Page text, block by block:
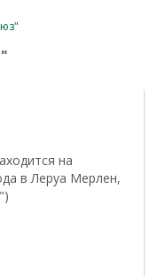
на
в Леруа Мерлен,